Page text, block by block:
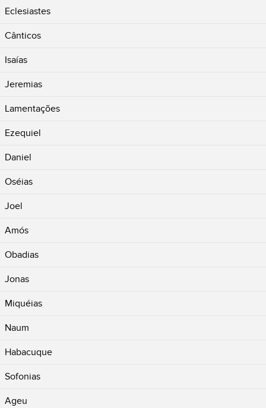
Eclesiastes
Cânticos
Isaías
Jeremias
Lamentações
Ezequiel
Daniel
Oséias
Joel
Amós
Obadias
Jonas
Miquéias
Naum
Habacuque
Sofonias
Ageu